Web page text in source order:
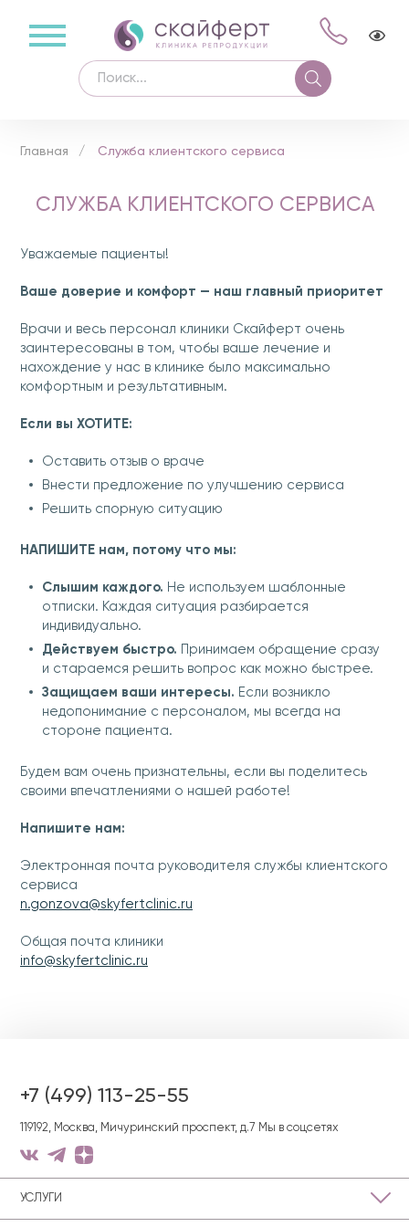
Главная Служба клиентского сервиса
СЛУЖБА КЛИЕНТСКОГО СЕРВИСА
Уважаемые пациенты!
Ваше доверие и комфорт — наш главный приоритет
Врачи и весь персонал клиники Скайферт очень
заинтересованы в том, чтобы ваше лечение и
нахождение у нас в клинике было максимально
комфортным и результативным.
Если вы ХОТИТЕ:
Оставить отзыв о враче
Внести предложение по улучшению сервиса
Решить спорную ситуацию
НАПИШИТЕ нам, потому что мы:
Слышим каждого. Не используем шаблонные
отписки. Каждая ситуация разбирается
индивидуально.
Действуем быстро. Принимаем обращение сразу
и стараемся решить вопрос как можно быстрее.
Защищаем ваши интересы. Если возникло
недопонимание с персоналом, мы всегда на
стороне пациента.
Будем вам очень признательны, если вы поделитесь
своими впечатлениями о нашей работе!
Напишите нам:
Электронная почта руководителя службы клиентского
сервиса
n.gonzova@skyfertclinic.ru
Общая почта клиники
info@skyfertclinic.ru
+7 (499) 113-25-55
119192, Москва, Мичуринский проспект, д.7 Мы в соцсетях
УСЛУГИ